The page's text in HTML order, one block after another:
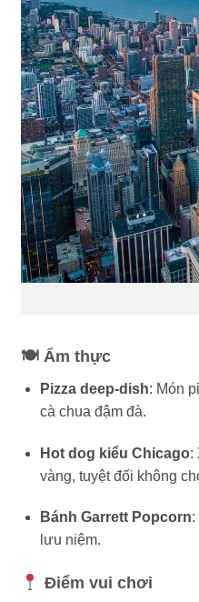
🍽 Ẩm thực
Pizza deep-dish: Món
cà chua đậm đà.
Hot dog kiểu Chicago:
vàng, tuyệt đối không
Bánh Garrett Popcorn:
lưu niệm.
Điểm vui chơi